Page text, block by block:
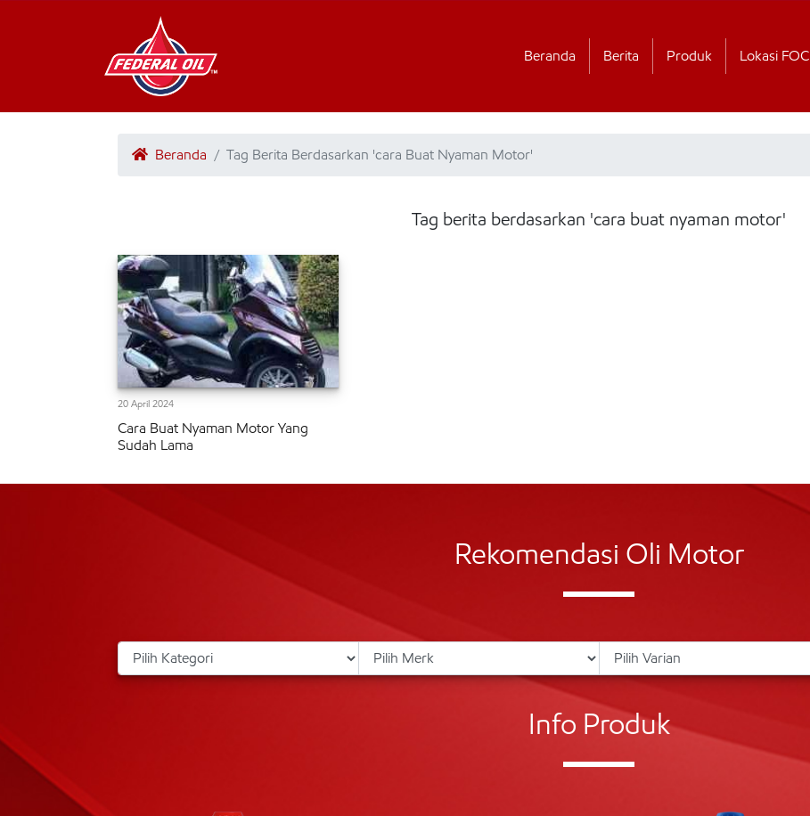
Beranda Berita Produk Lokasi FOC
Beranda Tag Berita Berdasarkan 'cara Buat Nyaman Motor'
Tag berita berdasarkan 'cara buat nyaman motor'
20 April 2024
Cara Buat Nyaman Motor Yang
Sudah Lama
Rekomendasi Oli Motor
Info Produk